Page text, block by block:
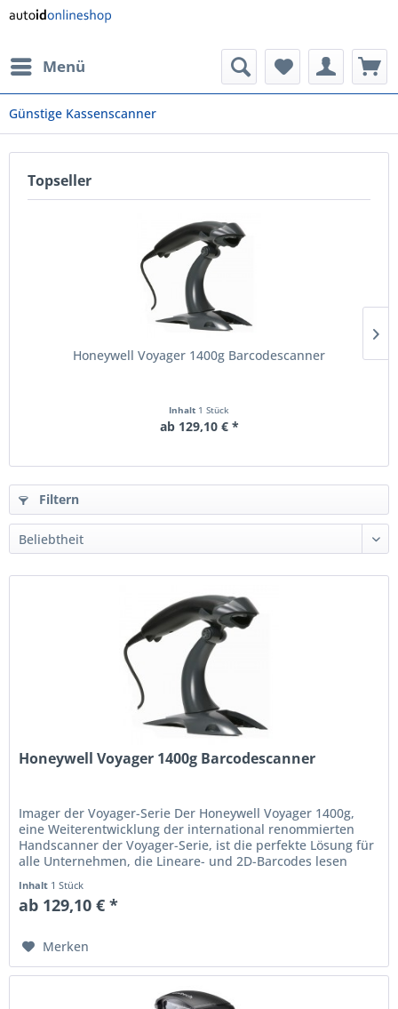
Menü
Günstige Kassenscanner
Topseller
Honeywell Voyager 1400g Barcodescanner
Inhalt 1 Stück
ab 129,10 € *
Filtern
Honeywell Voyager 1400g Barcodescanner
Imager der Voyager-Serie Der Honeywell Voyager 1400g,
eine Weiterentwicklung der international renommierten
Handscanner der Voyager-Serie, ist die perfekte Lösung für
alle Unternehmen, die Lineare- und 2D-Barcodes lesen
Inhalt 1 Stück
ab 129,10 € *
Merken